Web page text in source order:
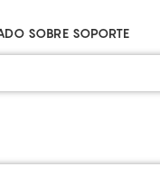
SOBRE SOPORTE